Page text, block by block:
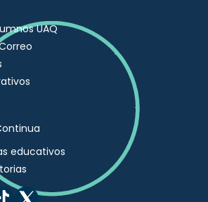
UAQ
educativos